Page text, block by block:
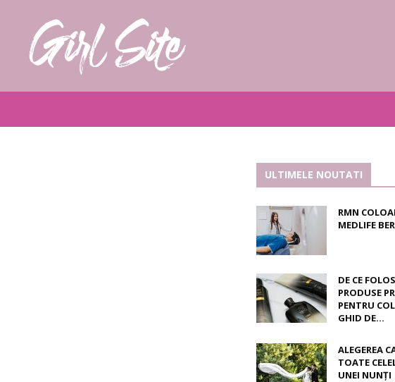
ULTIMELE NOUTATI
RMN
MEDLIFE
DE CE
PRODUSE
PENTRU
GHID DE...
ALEGEREA
TOATE
UNEI NUNȚI